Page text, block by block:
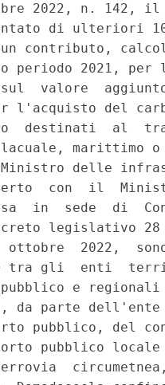
2022, n. 142,
di ulteriori
un contributo,
periodo 2021,
valore
l'acquisto del
destinati  al
lacuale, marittimo
delle
con  il
in  sede  di
legislativo 28
ottobre  2022,
tra gli  enti
e
da parte dell'ente
pubblico, del
pubblico